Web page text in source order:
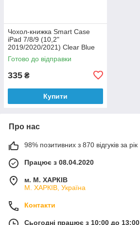
Чохол-книжка Smart Case
iPad 7/8/9 (10,2"
2019/2020/2021) Clear Blue
Уцінка
Готово до відправки
335 ₴
Купити
Про нас
98% позитивних з 870 відгуків за рік
Працює з 08.04.2020
м. М. ХАРКІВ
М. ХАРКІВ, Україна
Контакти
Сьогодні працює з 10:00 до 13:00